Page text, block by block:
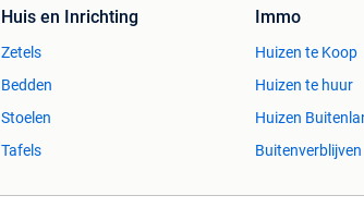
Huis en Inrichting
Zetels
Bedden
Stoelen
Tafels
Immo
Huizen te Koop
Huizen te huur
Huizen
Buitenverblijven